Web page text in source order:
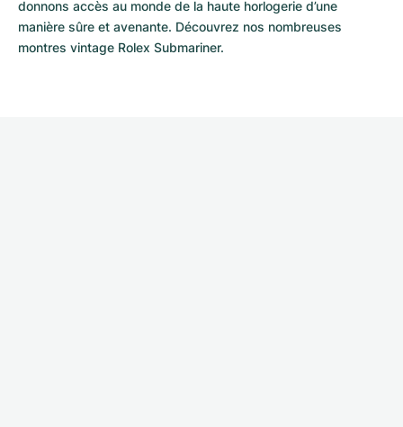
donnons accès au monde de la haute horlogerie d’une
manière sûre et avenante. Découvrez nos nombreuses
montres vintage Rolex Submariner.